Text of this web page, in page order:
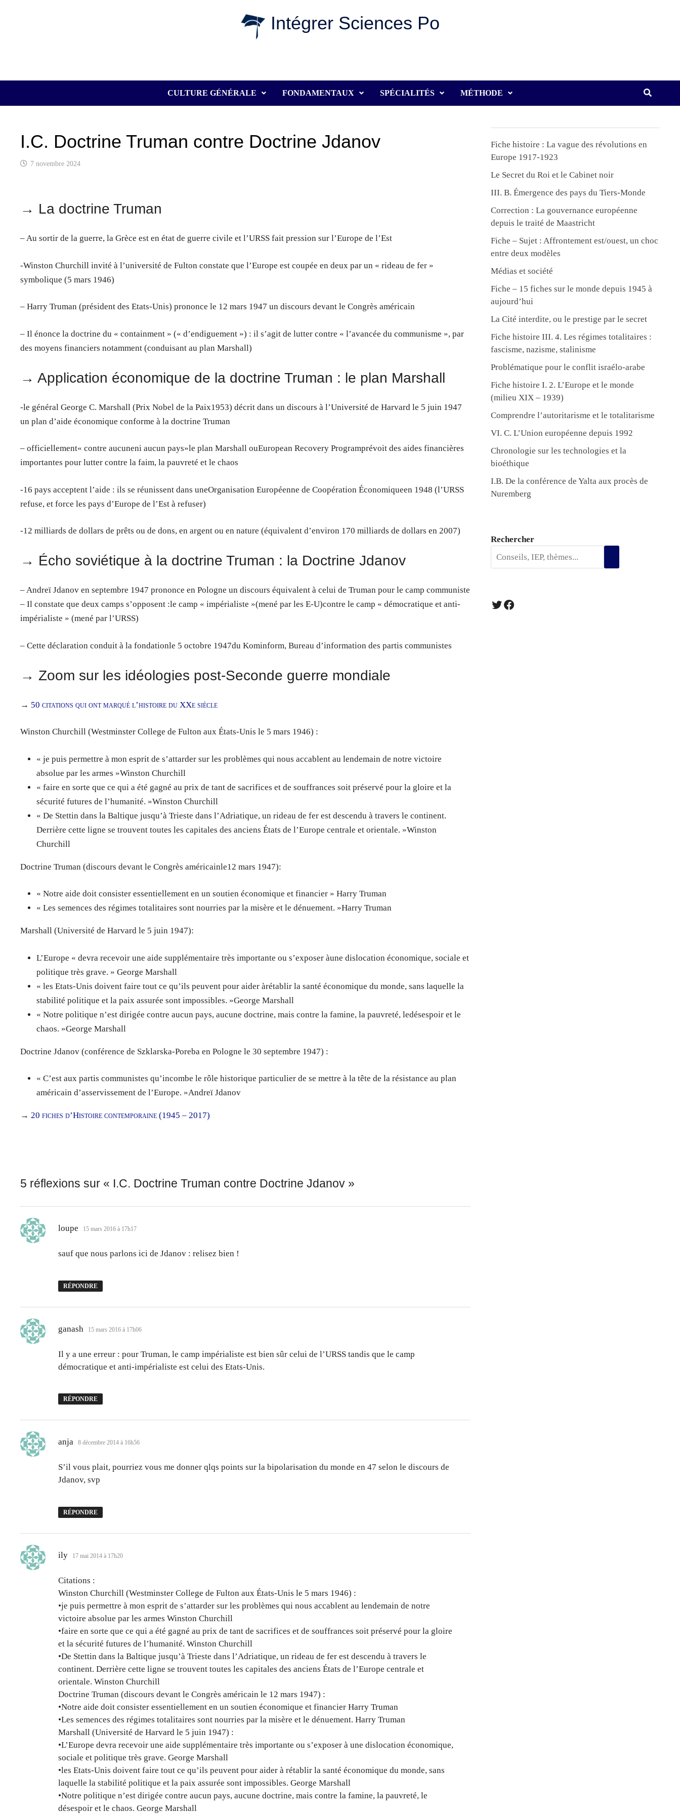
Intégrer Sciences Po
CULTURE GÉNÉRALE FONDAMENTAUX SPÉCIALITÉS MÉTHODE
I.C. Doctrine Truman contre Doctrine Jdanov
7 novembre 2024
→ La doctrine Truman
– Au sortir de la guerre, la Grèce est en état de guerre civile et l’URSS fait pression sur l’Europe de l’Est
-Winston Churchill invité à l’université de Fulton constate que l’Europe est coupée en deux par un « rideau de fer »
symbolique (5 mars 1946)
– Harry Truman (président des Etats-Unis) prononce le 12 mars 1947 un discours devant le Congrès américain
– Il énonce la doctrine du « containment » (« d’endiguement ») : il s’agit de lutter contre « l’avancée du communisme », par
des moyens financiers notamment (conduisant au plan Marshall)
→ Application économique de la doctrine Truman : le plan Marshall
-le général George C. Marshall (Prix Nobel de la Paix1953) décrit dans un discours à l’Université de Harvard le 5 juin 1947
un plan d’aide économique conforme à la doctrine Truman
– officiellement« contre aucuneni aucun pays»le plan Marshall ouEuropean Recovery Programprévoit des aides financières
importantes pour lutter contre la faim, la pauvreté et le chaos
-16 pays acceptent l’aide : ils se réunissent dans uneOrganisation Européenne de Coopération Économiqueen 1948 (l’URSS
refuse, et force les pays d’Europe de l’Est à refuser)
-12 milliards de dollars de prêts ou de dons, en argent ou en nature (équivalent d’environ 170 milliards de dollars en 2007)
→ Écho soviétique à la doctrine Truman : la Doctrine Jdanov
– Andreï Jdanov en septembre 1947 prononce en Pologne un discours équivalent à celui de Truman pour le camp communiste
– Il constate que deux camps s’opposent :le camp « impérialiste »(mené par les E-U)contre le camp « démocratique et anti-
impérialiste » (mené par l’URSS)
– Cette déclaration conduit à la fondationle 5 octobre 1947du Kominform, Bureau d’information des partis communistes
→ Zoom sur les idéologies post-Seconde guerre mondiale
→ 50 citations qui ont marqué l’histoire du XXe siècle
Winston Churchill (Westminster College de Fulton aux États-Unis le 5 mars 1946) :
« je puis permettre à mon esprit de s’attarder sur les problèmes qui nous accablent au lendemain de notre victoire
absolue par les armes »Winston Churchill
« faire en sorte que ce qui a été gagné au prix de tant de sacrifices et de souffrances soit préservé pour la gloire et la
sécurité futures de l’humanité. »Winston Churchill
« De Stettin dans la Baltique jusqu’à Trieste dans l’Adriatique, un rideau de fer est descendu à travers le continent.
Derrière cette ligne se trouvent toutes les capitales des anciens États de l’Europe centrale et orientale. »Winston
Churchill
Doctrine Truman (discours devant le Congrès américainle12 mars 1947):
« Notre aide doit consister essentiellement en un soutien économique et financier » Harry Truman
« Les semences des régimes totalitaires sont nourries par la misère et le dénuement. »Harry Truman
Marshall (Université de Harvard le 5 juin 1947):
L’Europe « devra recevoir une aide supplémentaire très importante ou s’exposer àune dislocation économique, sociale et
politique très grave. » George Marshall
« les Etats-Unis doivent faire tout ce qu’ils peuvent pour aider àrétablir la santé économique du monde, sans laquelle la
stabilité politique et la paix assurée sont impossibles. »George Marshall
« Notre politique n’est dirigée contre aucun pays, aucune doctrine, mais contre la famine, la pauvreté, ledésespoir et le
chaos. »George Marshall
Doctrine Jdanov (conférence de Szklarska-Poreba en Pologne le 30 septembre 1947) :
« C’est aux partis communistes qu’incombe le rôle historique particulier de se mettre à la tête de la résistance au plan
américain d’asservissement de l’Europe. »Andreï Jdanov
→20 fiches d’Histoire contemporaine (1945 – 2017)
5 réflexions sur « I.C. Doctrine Truman contre Doctrine Jdanov »
loupe dit :
15 mars 2016 à 17h17
sauf que nous parlons ici de Jdanov : relisez bien !
RÉPONDRE
ganash dit :
15 mars 2016 à 17h06
Il y a une erreur : pour Truman, le camp impérialiste est bien sûr celui de l’URSS tandis que le camp
démocratique et anti-impérialiste est celui des Etats-Unis.
RÉPONDRE
anja dit :
8 décembre 2014 à 16h56
S’il vous plait, pourriez vous me donner qlqs points sur la bipolarisation du monde en 47 selon le discours de
Jdanov, svp
RÉPONDRE
ily dit :
17 mai 2014 à 17h20
Citations :
Winston Churchill (Westminster College de Fulton aux États-Unis le 5 mars 1946) :
•je puis permettre à mon esprit de s’attarder sur les problèmes qui nous accablent au lendemain de notre
victoire absolue par les armes Winston Churchill
•faire en sorte que ce qui a été gagné au prix de tant de sacrifices et de souffrances soit préservé pour la gloire
et la sécurité futures de l’humanité. Winston Churchill
•De Stettin dans la Baltique jusqu’à Trieste dans l’Adriatique, un rideau de fer est descendu à travers le
continent. Derrière cette ligne se trouvent toutes les capitales des anciens États de l’Europe centrale et
orientale. Winston Churchill
Doctrine Truman (discours devant le Congrès américain le 12 mars 1947) :
•Notre aide doit consister essentiellement en un soutien économique et financier Harry Truman
•Les semences des régimes totalitaires sont nourries par la misère et le dénuement. Harry Truman
Marshall (Université de Harvard le 5 juin 1947) :
•L’Europe devra recevoir une aide supplémentaire très importante ou s’exposer à une dislocation économique,
sociale et politique très grave. George Marshall
•les Etats-Unis doivent faire tout ce qu’ils peuvent pour aider à rétablir la santé économique du monde, sans
laquelle la stabilité politique et la paix assurée sont impossibles. George Marshall
•Notre politique n’est dirigée contre aucun pays, aucune doctrine, mais contre la famine, la pauvreté, le
désespoir et le chaos. George Marshall
Fiche histoire : La vague des révolutions en
Europe 1917-1923
Le Secret du Roi et le Cabinet noir
III. B. Émergence des pays du Tiers-Monde
Correction : La gouvernance européenne
depuis le traité de Maastricht
Fiche – Sujet : Affrontement est/ouest, un choc
entre deux modèles
Médias et société
Fiche – 15 fiches sur le monde depuis 1945 à
aujourd’hui
La Cité interdite, ou le prestige par le secret
Fiche histoire III. 4. Les régimes totalitaires :
fascisme, nazisme, stalinisme
Problématique pour le conflit israélo-arabe
Fiche histoire I. 2. L’Europe et le monde
(milieu XIX – 1939)
Comprendre l’autoritarisme et le totalitarisme
VI. C. L’Union européenne depuis 1992
Chronologie sur les technologies et la
bioéthique
I.B. De la conférence de Yalta aux procès de
Nuremberg
Rechercher
Twitter
Facebook